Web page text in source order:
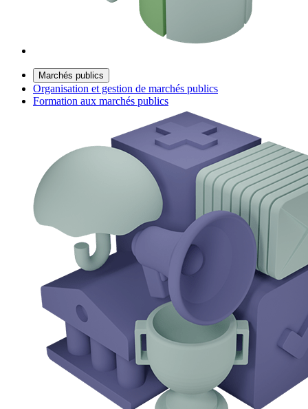
Marchés publics
Organisation et gestion de marchés publics
Formation aux marchés publics